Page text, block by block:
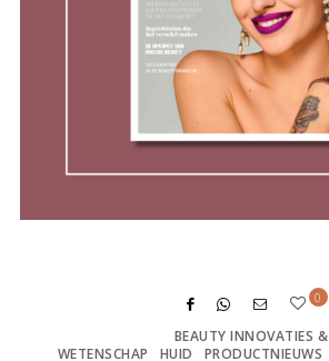
0
BEAUTY INNOVATIES &
WETENSCHAP
HUID PRODUCTNIEUWS